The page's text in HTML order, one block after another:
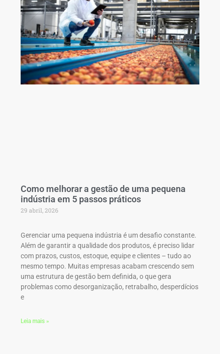
Como melhorar a gestão de uma pequena
indústria em 5 passos práticos
29 abril, 2026
Gerenciar uma pequena indústria é um desafio constante.
Além de garantir a qualidade dos produtos, é preciso lidar
com prazos, custos, estoque, equipe e clientes – tudo ao
mesmo tempo. Muitas empresas acabam crescendo sem
uma estrutura de gestão bem definida, o que gera
problemas como desorganização, retrabalho, desperdícios
e
Leia mais »